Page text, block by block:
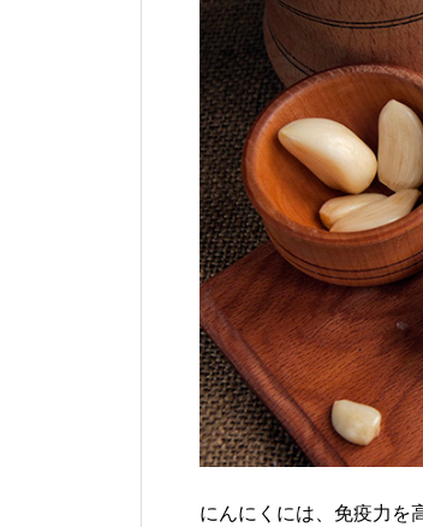
にんにくには、免疫力を